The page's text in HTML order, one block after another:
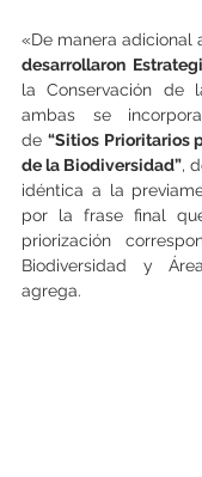
«De manera adicional
desarrollaron
la Conservación de
ambas se
de “Sitios Prioritarios
de la Biodiversidad”,
idéntica a la
por la frase final
priorización
Biodiversidad y
agrega.